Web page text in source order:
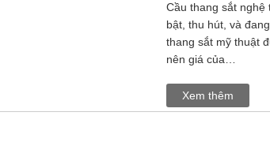
Cầu thang sắt nghệ
bật, thu hút, và
thang sắt mỹ thuật
nên giá của…
Xem thêm